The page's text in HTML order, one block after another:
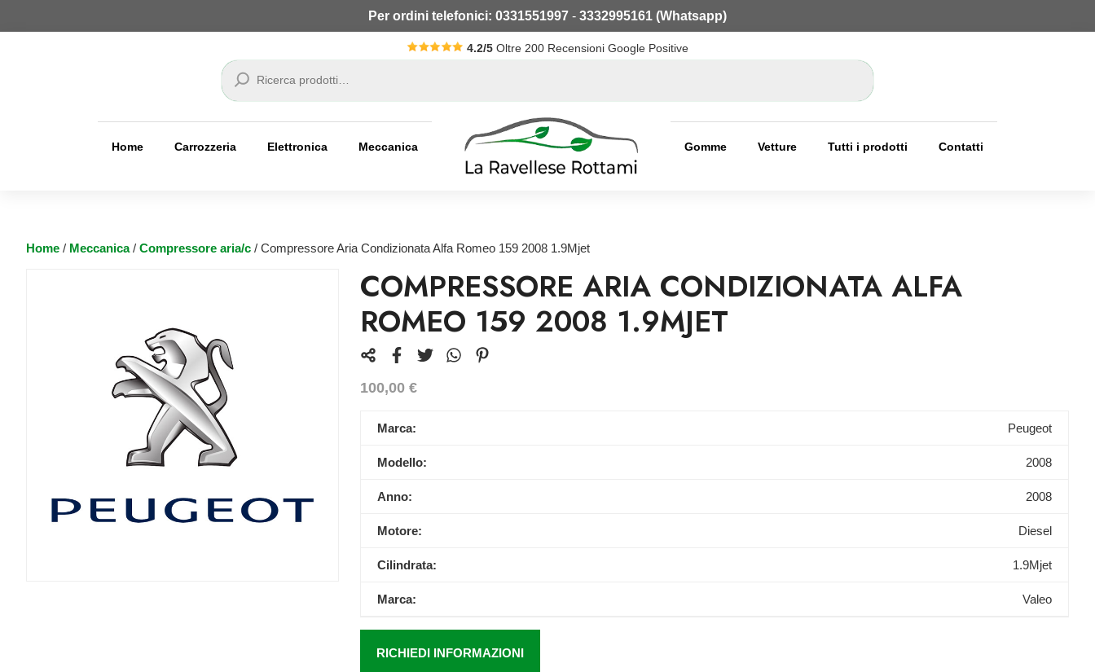
Per ordini telefonici: 0331551997 - 3332995161 (Whatsapp)
4.2/5 Oltre 200 Recensioni Google Positive
Cerca
Home Carrozzeria Elettronica Meccanica Gomme Vetture Tutti i prodotti Contatti
Home / Meccanica/ Compressore aria/c / Compressore Aria Condizionata Alfa Romeo 159 2008 1.9Mjet
COMPRESSORE ARIA CONDIZIONATA ALFA
ROMEO 159 2008 1.9MJET
100,00 €
Marca: Peugeot
Modello: 2008
Anno: 2008
Motore: Diesel
Cilindrata: 1.9Mjet
Marca: Valeo
RICHIEDI INFORMAZIONI